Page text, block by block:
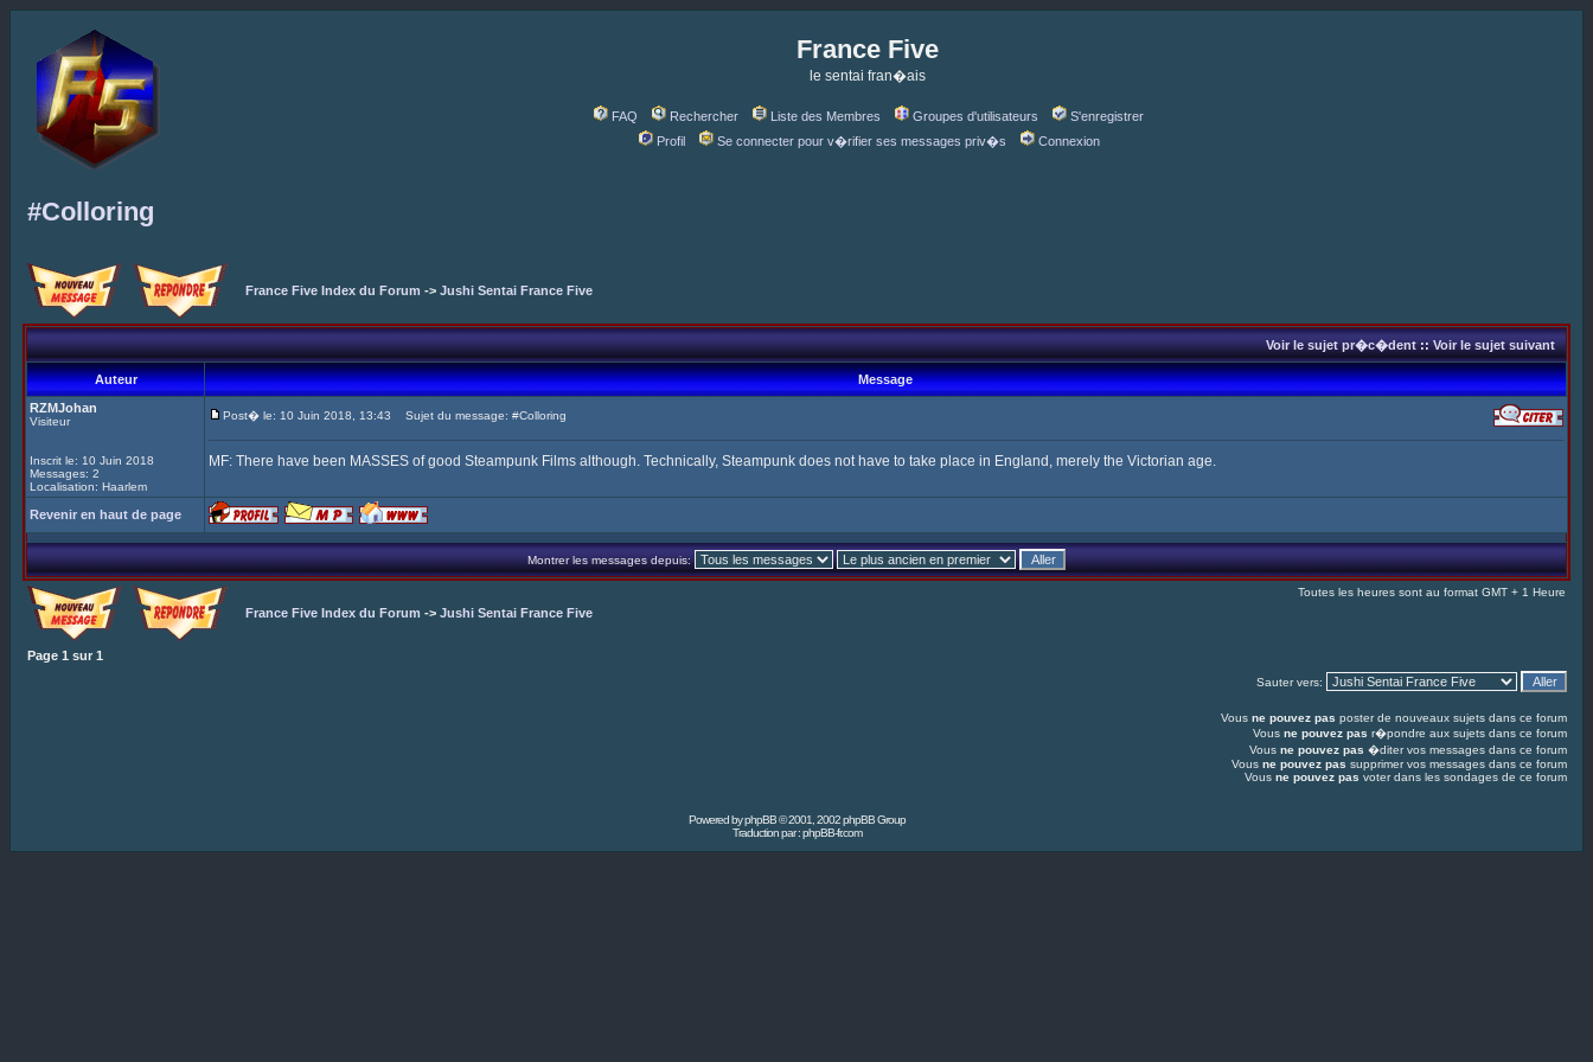
France Five
le sentai fran�ais
FAQ Rechercher Liste des Membres Groupes d'utilisateurs
S'enregistrer
Profil
Se connecter pour v�rifier ses messages priv�s Connexion
#Colloring
France Five Index du Forum -> Jushi Sentai France Five
Voir le sujet pr�c�dent::Voir le sujet suivant
Auteur
Message
RZMJohan
Visiteur
Inscrit le: 10 Juin 2018
Messages: 2
Localisation: Haarlem
Post� le: 10 Juin 2018, 13:43 Sujet du message: #Colloring
MF: There have been MASSES of good Steampunk Films although. Technically, Steampunk does not have to take place in England, merely the Victorian age.
Revenir en haut de page
Montrer les messages depuis:
France Five Index du Forum -> Jushi Sentai France Five
Toutes les heures sont au format GMT + 1 Heure
Page 1 sur 1
Sauter vers:
Vous ne pouvez pas poster de nouveaux sujets dans ce forum
Vous ne pouvez pas r�pondre aux sujets dans ce forum
Vous ne pouvez pas �diter vos messages dans ce forum
Vous ne pouvez pas supprimer vos messages dans ce forum
Vous ne pouvez pas voter dans les sondages de ce forum
Powered byphpBB© 2001, 2002 phpBB Group
Traduction par :phpBB-fr.com